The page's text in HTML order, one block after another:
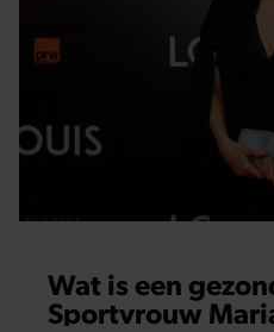
Wat is een
Sportvrouw